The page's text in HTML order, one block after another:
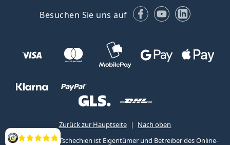
Bewertung
Besuchen Sie uns auf Facebook
YouTubeLinkedIn
Zurück zur Hauptseite
Nach oben
Lentiamo s.r.o., Tschechien ist Eigentümer und Betreiber des Online-